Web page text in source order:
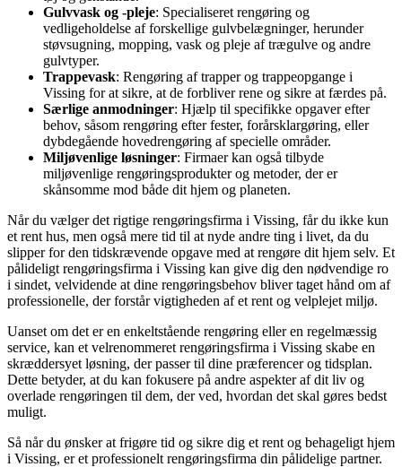
Gulvvask og -pleje: Specialiseret rengøring og
vedligeholdelse af forskellige gulvbelægninger, herunder
støvsugning, mopping, vask og pleje af trægulve og andre
gulvtyper.
Trappevask: Rengøring af trapper og trappeopgange i
Vissing for at sikre, at de forbliver rene og sikre at færdes på.
Særlige anmodninger: Hjælp til specifikke opgaver efter
behov, såsom rengøring efter fester, forårsklargøring, eller
dybdegående hovedrengøring af specielle områder.
Miljøvenlige løsninger: Firmaer kan også tilbyde
miljøvenlige rengøringsprodukter og metoder, der er
skånsomme mod både dit hjem og planeten.
Når du vælger det rigtige rengøringsfirma i Vissing, får du ikke kun
et rent hus, men også mere tid til at nyde andre ting i livet, da du
slipper for den tidskrævende opgave med at rengøre dit hjem selv. Et
pålideligt rengøringsfirma i Vissing kan give dig den nødvendige ro
i sindet, velvidende at dine rengøringsbehov bliver taget hånd om af
professionelle, der forstår vigtigheden af et rent og velplejet miljø.
Uanset om det er en enkeltstående rengøring eller en regelmæssig
service, kan et velrenommeret rengøringsfirma i Vissing skabe en
skræddersyet løsning, der passer til dine præferencer og tidsplan.
Dette betyder, at du kan fokusere på andre aspekter af dit liv og
overlade rengøringen til dem, der ved, hvordan det skal gøres bedst
muligt.
Så når du ønsker at frigøre tid og sikre dig et rent og behageligt hjem
i Vissing, er et professionelt rengøringsfirma din pålidelige partner.